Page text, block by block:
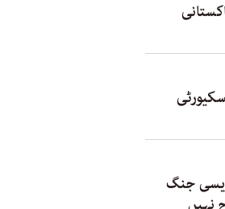
جنگ